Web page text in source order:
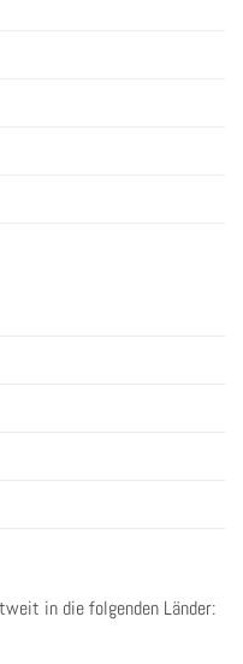
in die folgenden Länder: